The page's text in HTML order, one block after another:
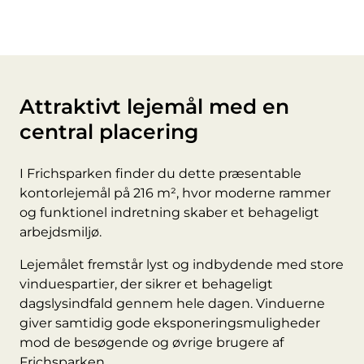
Attraktivt lejemål med en
central placering
I Frichsparken finder du dette præsentable
kontorlejemål på 216 m², hvor moderne rammer
og funktionel indretning skaber et behageligt
arbejdsmiljø.
Lejemålet fremstår lyst og indbydende med store
vinduespartier, der sikrer et behageligt
dagslysindfald gennem hele dagen. Vinduerne
giver samtidig gode eksponeringsmuligheder
mod de besøgende og øvrige brugere af